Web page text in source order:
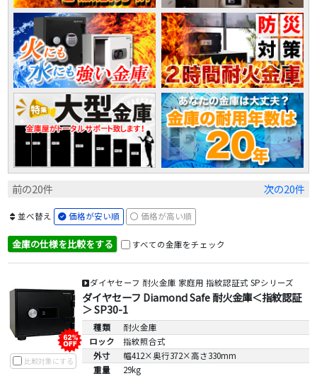
前の20件 次の20件
金庫の仕様を比較をする すべての金庫をチェック
並べ替え 価格が安い順 価格が高い順
比較対象にする
ダイヤセーフ 耐火金庫 家庭用 指紋認証式 SPシリーズ
ダイヤセーフ Diamond Safe 耐火金庫＜指紋認証
＞ SP30-1
種類
耐火金庫
ロック
指紋照合式
外寸
幅412×奥行372×高さ330mm
重量
29kg